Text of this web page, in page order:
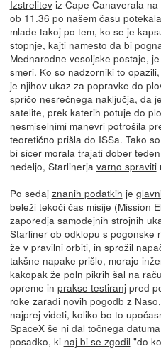
Izstreliteviz Cape Canaverala na
ob 11.36 po našem času
mlade takoj po tem, ko se je
stopnje, kajti namesto da bi
Mednarodne vesoljske postaje,
smeri. Ko so nadzorniki to
je njihov ukaz za popravke do
spričo nesrečnega naključja, da
satelite, prek katerih potuje do
nesmiselnimi manevri potrošila
teoretično prišla do ISSa. Tako
bi sicer morala trajati dober
nedeljo, Starlinerja varno spraviti
Po sedaj znanih podatkih je
beleži tekoči čas misije (Mission
zaporedja samodejnih strojnih
Starliner ob odklopu s pogonske
že v pravilni orbiti, in sprožil
takšne napake prišlo, morajo
kakopak že poln pikrih šal na
opreme in prakse testiranjpred
roke zaradi novih pogodb z
najprej videti, koliko bo to
SpaceX še ni dal točnega
posadko, ki naj bi se zgodil "do